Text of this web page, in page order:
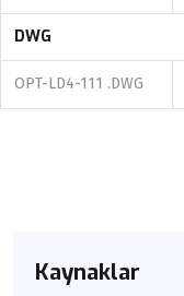
DWG
OPT-LD4-111 .DWG
Kaynaklar